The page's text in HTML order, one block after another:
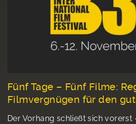
Fünf Tage – Fünf Filme:
Filmvergnügen für den
Der Vorhang schließt sich vorerst